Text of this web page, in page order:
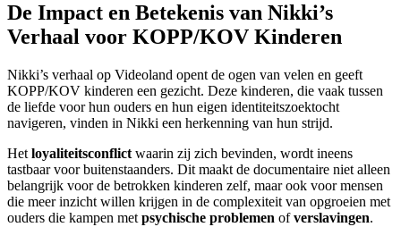
De Impact en Betekenis van Nikki’s
Verhaal voor KOPP/KOV Kinderen
Nikki’s verhaal op Videoland opent de ogen van velen en geeft
KOPP/KOV kinderen een gezicht. Deze kinderen, die vaak tussen
de liefde voor hun ouders en hun eigen identiteitszoektocht
navigeren, vinden in Nikki een herkenning van hun strijd.
Het loyaliteitsconflict waarin zij zich bevinden, wordt ineens
tastbaar voor buitenstaanders. Dit maakt de documentaire niet alleen
belangrijk voor de betrokken kinderen zelf, maar ook voor mensen
die meer inzicht willen krijgen in de complexiteit van opgroeien met
ouders die kampen met psychische problemen ofverslavingen.